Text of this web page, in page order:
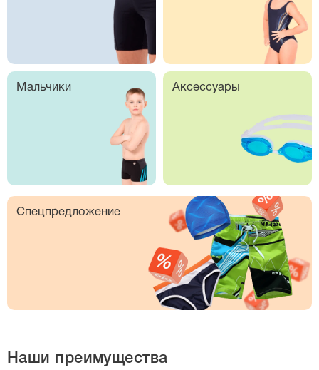
Мальчики Аксессуары
Спецпредложение
Наши преимущества